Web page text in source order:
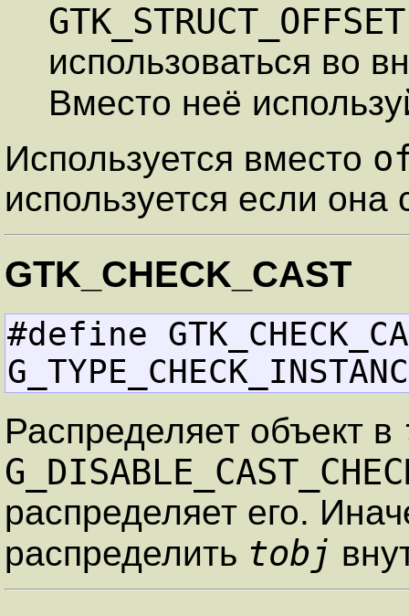
GTK_STRUCT_OFFSET
использоваться во
Вместо неё
Используется вместо
используется если она
GTK_CHECK_CAST
#define
Распределяет объект в
распределяет его.
распределить tobj